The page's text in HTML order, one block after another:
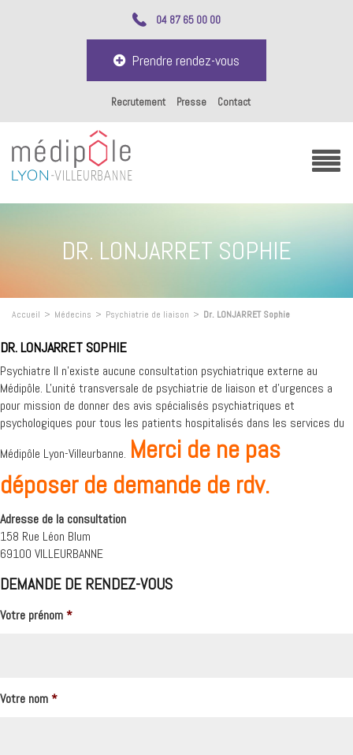
04 87 65 00 00
Prendre rendez-vous
Recrutement Presse Contact
DR. LONJARRET SOPHIE
Accueil > Médecins > Psychiatrie de liaison > Dr. LONJARRET Sophie
DR. LONJARRET SOPHIE
Psychiatre Il n'existe aucune consultation psychiatrique externe au
Médipôle. L'unité transversale de psychiatrie de liaison et d'urgences a
pour mission de donner des avis spécialisés psychiatriques et
psychologiques pour tous les patients hospitalisés dans les services du
Médipôle Lyon-Villeurbanne. Merci de ne pas
déposer de demande de rdv.
Adresse de la consultation
158 Rue Léon Blum
69100 VILLEURBANNE
DEMANDE DE RENDEZ-VOUS
Votre prénom*
Votre nom*